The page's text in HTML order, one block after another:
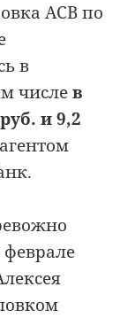
АСВ по
в
числев
и 9,2